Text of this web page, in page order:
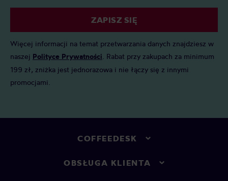
ZAPISZ SIĘ
Więcej informacji na temat przetwarzania danych znajdziesz w
naszej Polityce Prywatności . Rabat przy zakupach za minimum
199 zł, zniżka jest jednorazowa i nie łączy się z innymi
promocjami.
COFFEEDESK
OBSŁUGA KLIENTA